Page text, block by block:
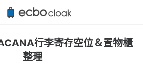
行李寄存空位＆置物櫃
整理